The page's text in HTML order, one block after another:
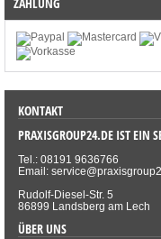
KONTAKT
PRAXISGROUP24.DE IST EIN
Tel.: 08191 9636766
Email:
Rudolf-Diesel-Str. 5
86899 Landsberg am Lech
ÜBER UNS